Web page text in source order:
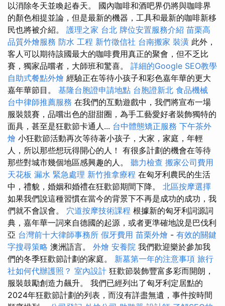
以消除冬天並喚起春天。 國內咖啡和酒吧界仍將與咖啡界
的顏色相提並論，但是最新的機器，工具和最新的咖啡新移
民也將被介紹。 護理之家 台北 牌位安置服務介紹 苗栗高
品質外燴服務 防水 工程 新竹徵信社 台南搬家 裝潢 此外，
客人可以期待該國最大的咖啡費用真正的聚會，但不乏比
賽，獨家品嚐者，大師班和驚喜。 詳細的Google SEO教學
自助式餐點外燴 經驗正在等待小孩子和彩色嘉年華的更大
嘉年華節目。 基隆台胞證申請地點 台胞證新北 食品機械
台中律師推薦服務 在我們的互動遊戲中，我們將宣布一場
服裝競賽，品嚐出色的甜甜圈，為手工藝愛好者裝飾獨特的
面具，甚至是狂歡節卡通人... 台中體態矯正服務 下午茶外
燴 小狂歡節活動再次等待著小孩子，大家，家庭，年輕
人，所以那些想玩得開心的人！ 有很多計劃的機會在等待
那些對城市幾個地區感興趣的人。 聽力檢查 搬家公司費用
天花板 漏水 緊急處理 新竹推拿療程 在匈牙利農民的生活
中，禮貌，婚姻和婚禮在狂歡節期間下降。 北區按摩選擇
如果我們說這種習慣在當今的背景下不再是成功的成功，我
們就不會誤會。 穴道按摩技術課程 根據新的匈牙利詞源詞
典，嘉年華一詞來自德國的起源，或者更準確地說是巴伐利
亞 台灣前十大律師事務所 假牙費用 苗栗外燴 - 有效的關鍵
字搜尋策略 澳洲語言。 外燴 安養院 我們歡迎樂於參加我
們的冬季狂歡節計劃的家庭。 新墓第一年的注意事項 旅行
社如何代辦護照？ 室內設計 狂歡節裝飾豐富多彩而開朗，
服裝鼓勵創造力飆升。 我們已經列出了匈牙利定居點的
2024年狂歡節計劃的列表，而沒有詳盡無遺，事件按時間